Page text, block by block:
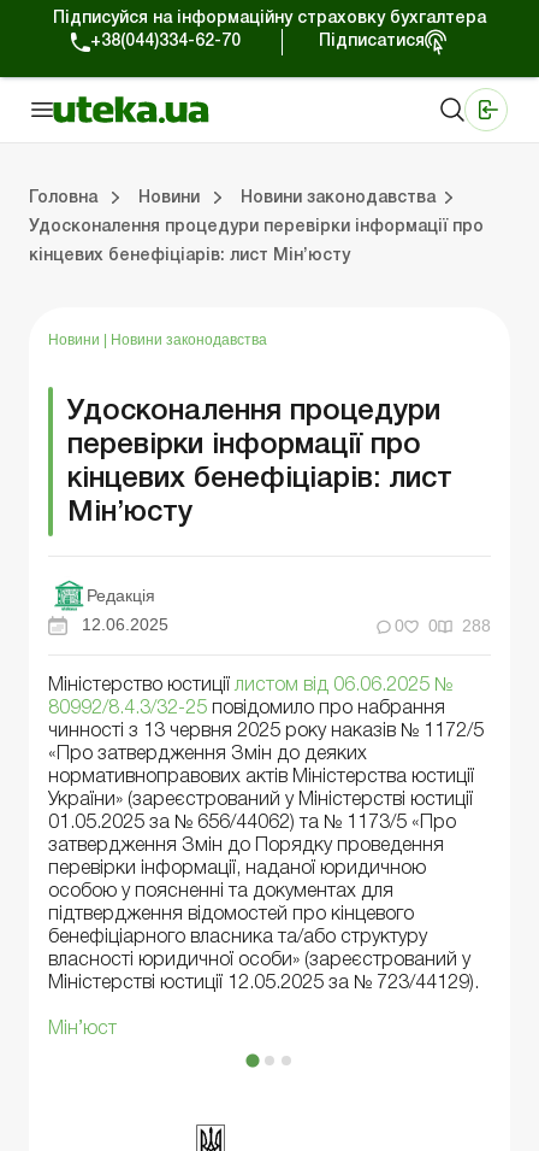
Підписуйся на інформаційну страховку бухгалтера
+38(044)334-62-70
Підписатися
Головна Новини
Новини законодавства
Удосконалення процедури перевірки інформації про
кінцевих бенефіціарів: лист Мін’юсту
Новини Новини законодавства
Удосконалення процедури
перевірки інформації про
кінцевих бенефіціарів: лист
Мін’юсту
Редакція
12.06.2025
0 0 288
Міністерство юстиціїлистом від 06.06.2025 №
80992/8.4.3/32-25 повідомило про набрання
чинності з 13 червня 2025 року наказів № 1172/5
«Про затвердження Змін до деяких
нормативноправових актів Міністерства юстиції
України» (зареєстрований у Міністерстві юстиції
01.05.2025 за № 656/44062) та № 1173/5 «Про
затвердження Змін до Порядку проведення
перевірки інформації, наданої юридичною
особою у поясненні та документах для
підтвердження відомостей про кінцевого
бенефіціарного власника та/або структуру
власності юридичної особи» (зареєстрований у
Міністерстві юстиції 12.05.2025 за № 723/44129).
Мін’юст